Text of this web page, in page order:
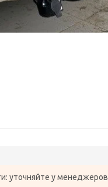
уточняйте у менеджеров